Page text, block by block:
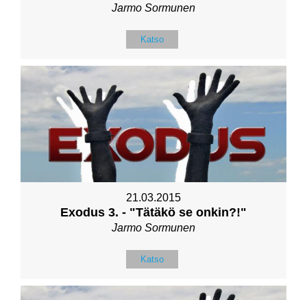
Jarmo Sormunen
Katso
21.03.2015
Exodus 3. - "Tätäkö se onkin?!"
Jarmo Sormunen
Katso